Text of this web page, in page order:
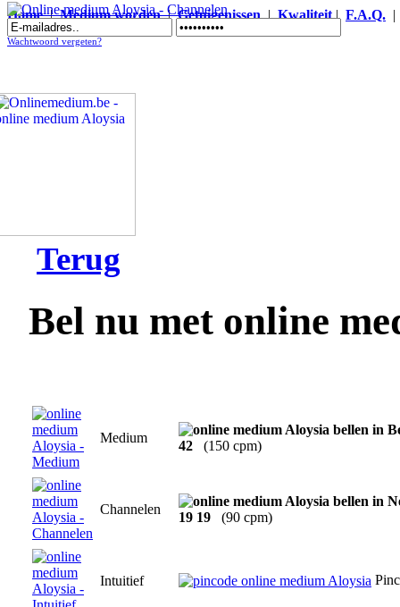
Home|Medium worden|Getuigenissen|Kwaliteit| F.A.Q.
Online medium Aloysia - Channelen
Wachtwoord vergeten?
Terug
Bel nu met online
Medium
42 (150 cpm)
Channelen
19 19 (90 cpm)
Intuitief